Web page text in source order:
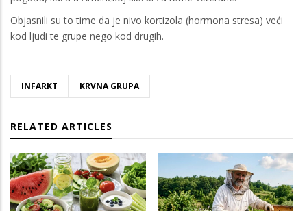
Objasnili su to time da je nivo kortizola (hormona stresa) veći
kod ljudi te grupe nego kod drugih.
INFARKT KRVNA GRUPA
RELATED ARTICLES